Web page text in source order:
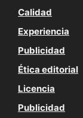
Calidad
Experiencia
Publicidad
Ética editorial
Licencia
Publicidad